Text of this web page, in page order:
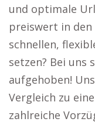
und optimale
preiswert in
schnellen,
setzen? Bei uns
aufgehoben!
Vergleich zu
zahlreiche